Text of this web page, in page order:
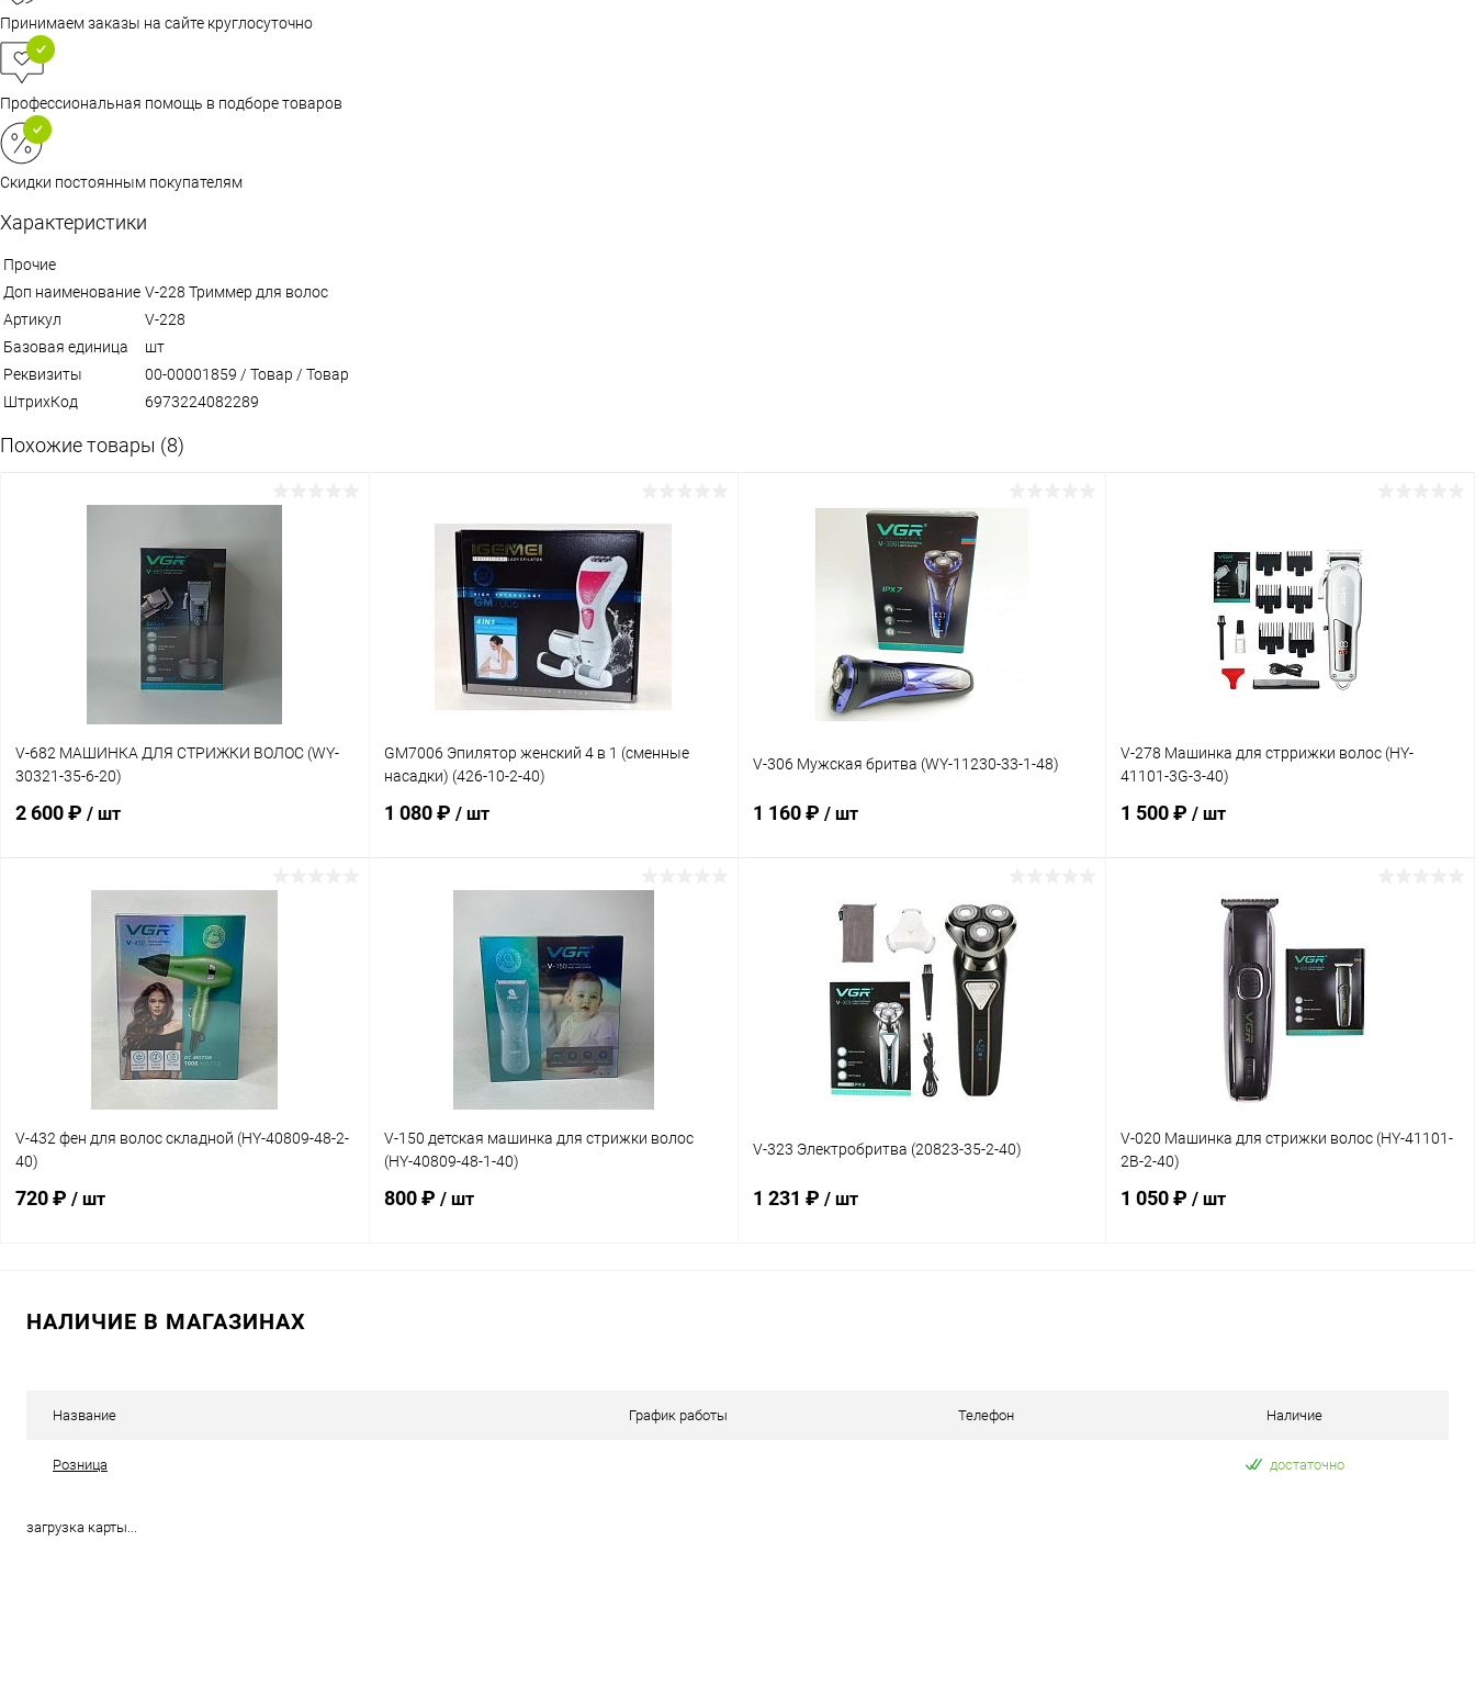
Принимаем заказы на сайте круглосуточно
Профессиональная помощь в подборе товаров
Скидки постоянным покупателям
Характеристики
Прочие
Доп наименование V-228 Триммер для волос
Артикул
V-228
Базовая единица
шт
Реквизиты
00-00001859 / Товар / Товар
ШтрихКод
6973224082289
Похожие товары (8)
V-682 МАШИНКА ДЛЯ СТРИЖКИ ВОЛОС (WY-
30321-35-6-20)
2 600 ₽ / шт
Купить в 1 клик Сравнение
В избранное В наличии
GM7006 Эпилятор женский 4 в 1 (сменные
насадки) (426-10-2-40)
1 080 ₽ / шт
Купить в 1 клик Сравнение
В избранное В наличии
V-306 Мужская бритва (WY-11230-33-1-48)
1 160 ₽ / шт
В корзину
Купить в 1 клик Сравнение
В избранное В наличии
V-278 Машинка для стррижки волос (HY-
41101-3G-3-40)
1 500 ₽/ шт
В корзину
Купить в 1 клик Сравнение
В наличии
V-432 фен для волос складной (HY-40809-48-2-
40)
720 ₽ / шт
V-150 детская машинка для стрижки волос
(HY-40809-48-1-40)
800 ₽ / шт
V-323 Электробритва (20823-35-2-40)
1 231 ₽ / шт
V-020 Машинка для стрижки волос (HY-41101-
2B-2-40)
1 050 ₽/ шт
НАЛИЧИЕ В МАГАЗИНАХ
Название График работы Телефон Наличие
Розница достаточно
загрузка карты...